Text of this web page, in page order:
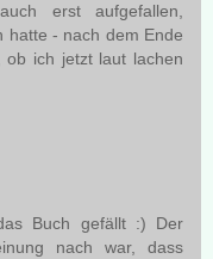
erst aufgefallen,
hatte - nach dem Ende
ob ich jetzt laut lachen
Buch gefällt :) Der
nach war, dass